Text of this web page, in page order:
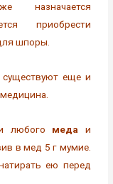
назначается
приобрести
шпоры.
существуют еще и
любого меда и
в мед 5 г мумие.
ею перед